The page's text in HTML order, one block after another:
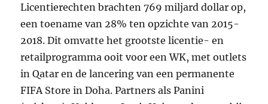
Licentierechten brachten 769 miljard dollar op,
een toename van 28% ten opzichte van 2015-
2018. Dit omvatte het grootste licentie- en
retailprogramma ooit voor een WK, met outlets
in Qatar en de lancering van een permanente
FIFA Store in Doha. Partners als Panini